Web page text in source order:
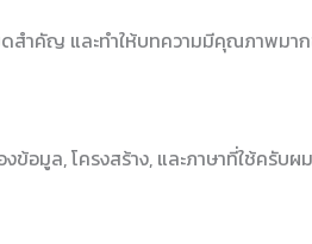
ดสำคัญ และทำให้บทความมีคุณภาพมา
อมูล, โครงสร้าง, และภาษาที่ใช้ครับผม